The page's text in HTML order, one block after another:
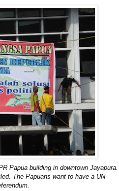
Papua building in downtown Jayapura.
The Papuans want to have a UN-